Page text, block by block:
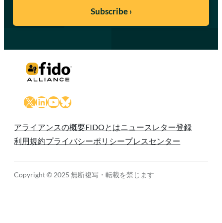
X LinkedIn
YouTube
Bluesky
アライアンスの概要FIDOとは ニュースレター登録
利用規約プライバシーポリシープレスセンター
Copyright © 2025 無断複写・転載を禁じます